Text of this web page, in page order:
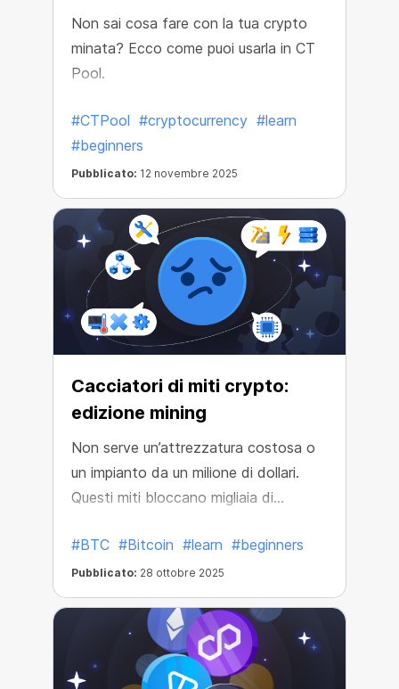
Non sai cosa fare con la tua crypto
minata? Ecco come puoi usarla in CT
Pool.
#CTPool #cryptocurrency #learn
#beginners
Pubblicato: 12 novembre 2025
Cacciatori di miti crypto:
edizione mining
Non serve un’attrezzatura costosa o
un impianto da un milione di dollari.
Questi miti bloccano migliaia di
te.
#BTC #Bitcoin #learn #beginners
Pubblicato: 28 ottobre 2025